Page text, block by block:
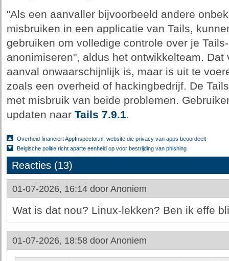
"Als een aanvaller bijvoorbeeld andere
misbruiken in een applicatie van Tails,
gebruiken om volledige controle over je
anonimiseren", aldus het ontwikkelteam.
aanval onwaarschijnlijk is, maar is uit te
zoals een overheid of hackingbedrijf. De
met misbruik van beide problemen.
updaten naar Tails 7.9.1.
Overheid financiert AppInspector.nl, website die privacy van apps beoordeelt
Belgische politie richt aparte eenheid op voor bestrijding van phishing
Reacties (13)
01-07-2026, 16:14 door Anoniem
Wat is dat nou? Linux-lekken? Ben ik effe
01-07-2026, 18:58 door Anoniem